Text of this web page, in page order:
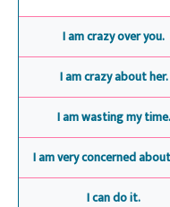
I am crazy over you.
I am crazy about her.
I am wasting my time.
I am very concerned
I can do it.